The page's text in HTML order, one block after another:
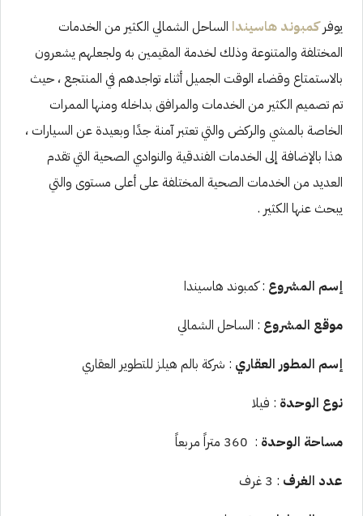
يوفركمبوند هاسيندا الساحل الشمالي الكثير من الخدمات
المختلفة والمتنوعة وذلك لخدمة المقيمين به ولجعلهم يشعرون
بالاستمتاع وقضاء الوقت الجميل أثناء تواجدهم في المنتجع ، حيث
تم تصميم الكثير من الخدمات والمرافق بداخله ومنها الممرات
الخاصة بالمشي والركض والتي تعتبر آمنة جدًا وبعيدة عن السيارات ،
هذا بالإضافة إلى الخدمات الفندقية والنوادي الصحية التي تقدم
العديد من الخدمات الصحية المختلفة على أعلى مستوى والتي
يبحث عنها الكثير .
إسم المشروع : كمبوند هاسيندا
موقع المشروع : الساحل الشمالي
إسم المطور العقاري : شركة بالم هيلز للتطوير العقاري
نوع الوحدة : فيلا
مساحة الوحدة : 360 متراً مربعاً
عدد الغرف : 3 غرف